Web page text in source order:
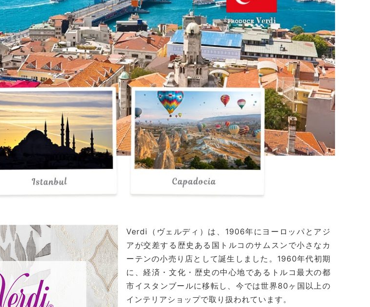
Verdi（ヴェルディ）は、1906年にヨーロッパとアジ
アが交差する歴史ある国トルコのサムスンで小さなカ
ーテンの小売り店として誕生しました。1960年代初期
に、経済・文化・歴史の中心地であるトルコ最大の都
市イスタンブールに移転し、今では世界80ヶ国以上の
インテリアショップで取り扱われています。